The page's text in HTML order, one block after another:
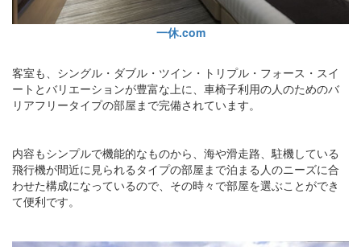
一休.com
客室も、シングル・ダブル・ツイン・トリプル・フォース・スイ
ートとバリエーションが豊富な上に、車椅子利用の人のためのバ
リアフリータイプの部屋まで完備されています。
内容もシンプルで機能的なものから、海や滑走路、駐機している
飛行機が間近に見られるタイプの部屋まで泊まる人のニーズに合
わせた構成になっているので、その時々で部屋を選ぶことができ
て便利です。